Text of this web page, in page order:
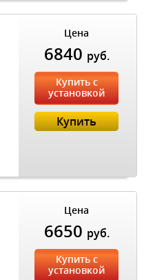
Цена
6840 руб.
Купить с
установкой
Купить
Цена
6650 руб.
Купить с
установкой